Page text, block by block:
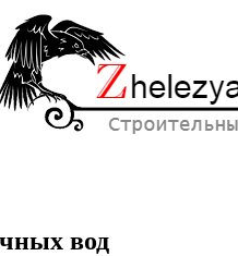
вод